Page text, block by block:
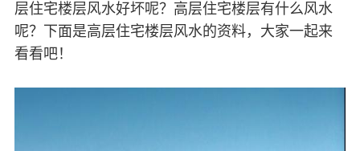
层住宅楼层风水好坏呢？高层住宅楼层有什么风水
呢？下面是高层住宅楼层风水的资料，大家一起来
看看吧！